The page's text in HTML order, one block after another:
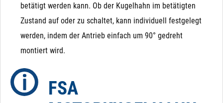
geöffnet (bzw. durch die Feder, die der Magnetkraft
entgegen wirkt). Das bedeutet, dass ein Magnetventil
von Hand (bei Stromausfall) nicht betätigt werden
geschlossenes) Magnetventil auf ein NO (stromlos
offenes) Magnetventil umzubauen, da die integrierte
betätigt werden kann. Ob der Kugelhahn im betätigten
Zustand auf oder zu schaltet, kann individuell festgelegt
werden, indem der Antrieb einfach um 90° gedreht
montiert wird.
FSA